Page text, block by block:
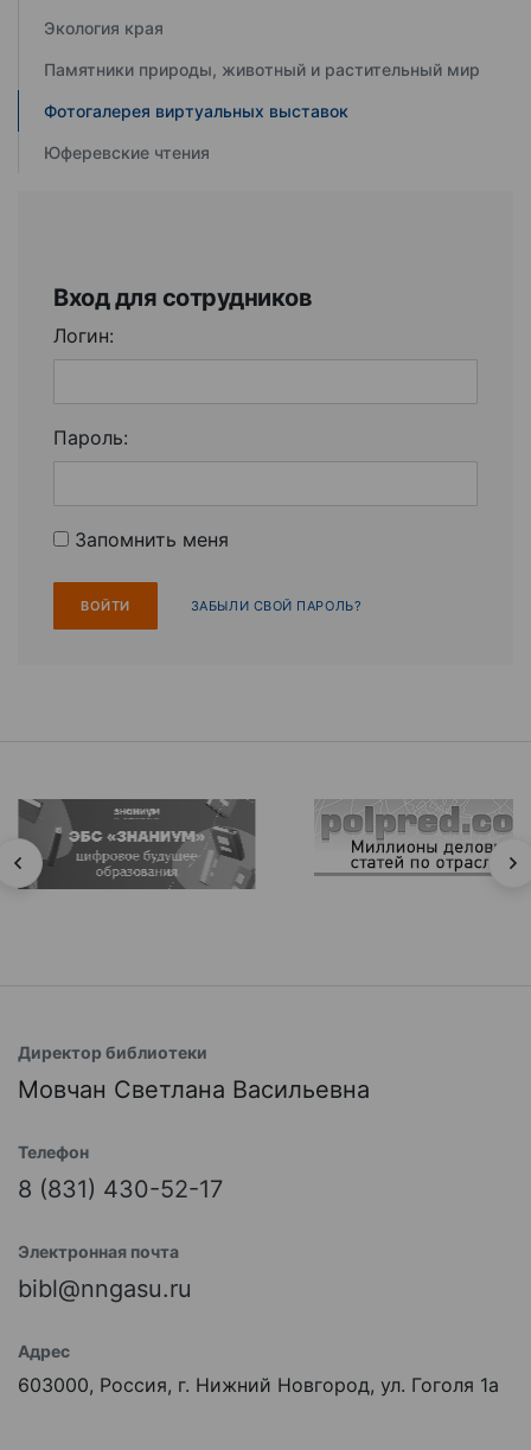
Экология края
Памятники природы, животный и растительный мир
Фотогалерея виртуальных выставок
Юферевские чтения
Вход для сотрудников
Логин:
Пароль:
Запомнить меня
ЗАБЫЛИ СВОЙ ПАРОЛЬ?
Директор библиотеки
Мовчан Светлана Васильевна
Телефон
8 (831) 430-52-17
Электронная почта
bibl@nngasu.ru
Адрес
603000, Россия, г. Нижний Новгород, ул. Гоголя 1а